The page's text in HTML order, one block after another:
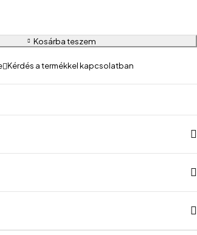
Kosárba teszem
Kérdés a termékkel kapcsolatban